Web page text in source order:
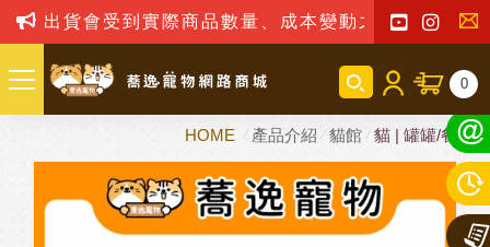
出貨會受到實際商品數量、成本變動之影響，我司保
聯
我
們
0
HOME 產品介紹 貓館 貓 | 罐罐/餐包